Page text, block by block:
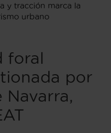
y tracción marca la
urbano
foral
por
Navarra,